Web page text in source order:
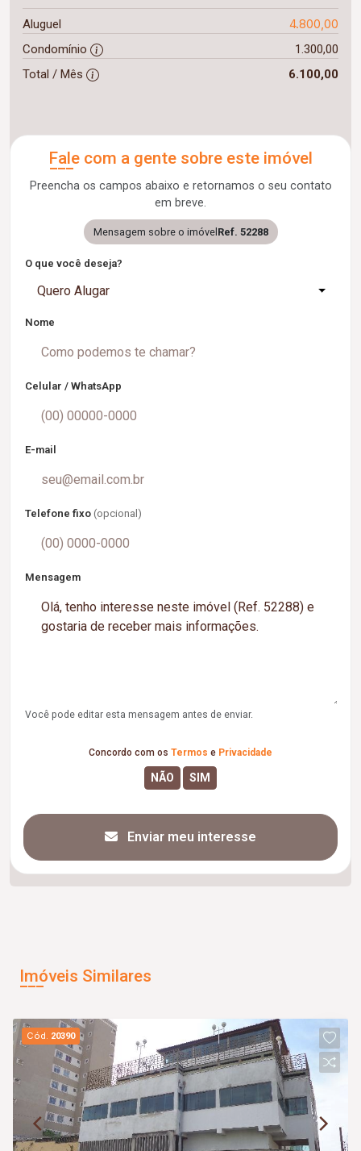
Aluguel 4.800,00
Condomínio
1.300,00
Total / Mês
6.100,00
Fale com a gente sobre este imóvel
Preencha os campos abaixo e retornamos o seu contato
em breve.
Mensagem sobre o imóvel Ref. 52288
O que você deseja?
Quero Alugar
Nome
Celular / WhatsApp
E-mail
Telefone fixo (opcional)
Mensagem
Você pode editar esta mensagem antes de enviar.
Concordo com os Termos e Privacidade
Enviar meu interesse
Imóveis Similares
Cód. 20390